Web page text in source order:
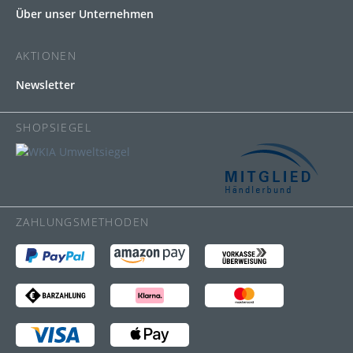
Über unser Unternehmen
AKTIONEN
Newsletter
SHOPSIEGEL
ZAHLUNGSMETHODEN